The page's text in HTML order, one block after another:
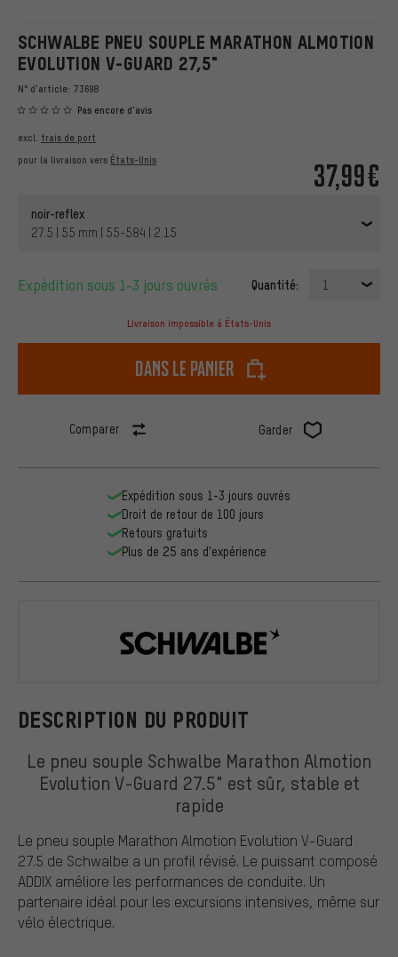
SCHWALBE PNEU SOUPLE MARATHON ALMOTION
EVOLUTION V-GUARD 27,5"
N° d'article: 73698
Pas encore d'avis
37,99€
excl. frais de port
pour la livraison vers États-Unis
noir-reflex
27.5 | 55 mm | 55-584 | 2.15
Expédition sous 1-3 jours ouvrés Quantité: 1
Livraison impossible à États-Unis
dans le panier
Comparer Garder
DESCRIPTION DU PRODUIT
Le pneu souple Schwalbe Marathon Almotion
Evolution V-Guard 27.5" est sûr, stable et
rapide
Le pneu souple Marathon Almotion Evolution V-Guard
27.5 de Schwalbe a un profil révisé. Le puissant composé
ADDIX améliore les performances de conduite. Un
partenaire idéal pour les excursions intensives, même sur
vélo électrique.
Expédition sous 1-3 jours ouvrés
Droit de retour de 100 jours
Retours gratuits
Plus de 25 ans d'expérience